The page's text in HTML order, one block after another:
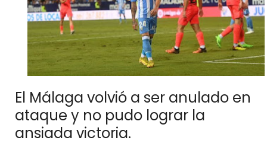
El Málaga volvió a ser anulado en
ataque y no pudo lograr la
ansiada victoria.